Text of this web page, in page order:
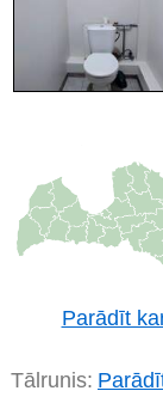
Parādīt
Tālrunis: